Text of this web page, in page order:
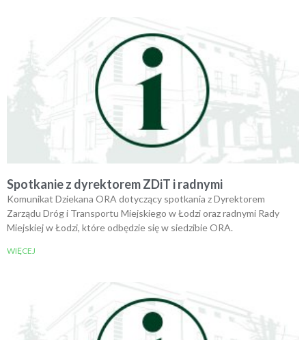
Spotkanie z dyrektorem ZDiT i radnymi
Komunikat Dziekana ORA dotyczący spotkania z Dyrektorem
Zarządu Dróg i Transportu Miejskiego w Łodzi oraz radnymi Rady
Miejskiej w Łodzi, które odbędzie się w siedzibie ORA.
WIĘCEJ